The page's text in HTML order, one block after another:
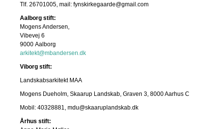
Tlf. 26701005, mail: fynskirkegaarde@gmail.com
Aalborg stift:
Mogens Andersen,
Vibevej 6
9000 Aalborg
arkitekt@mbandersen.dk
Viborg stift:
Landskabsarkitekt MAA
Mogens Dueholm, Skaarup Landskab, Graven 3, 8000 Aarhus C
Mobil: 40328881, mdu@skaaruplandskab.dk
Århus stift: